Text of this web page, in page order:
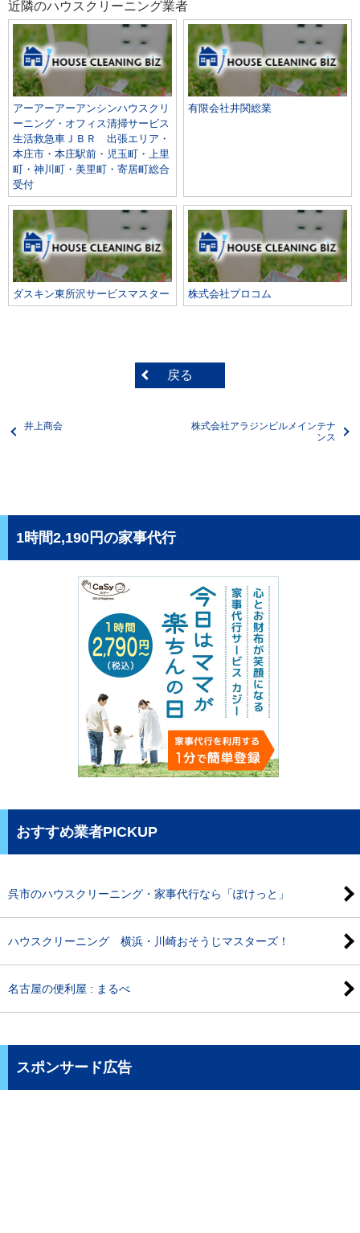
近隣のハウスクリーニング業者
アーアーアーアンシンハウスクリ
ーニング・オフィス清掃サービス
生活救急車ＪＢＲ 出張エリア・
本庄市・本庄駅前・児玉町・上里
町・神川町・美里町・寄居町総合
受付
有限会社井関総業
ダスキン東所沢サービスマスター 株式会社プロコム
戻る
井上商会
株式会社アラジンビルメインテナ
ンス
1時間2,190円の家事代行
おすすめ業者PICKUP
呉市のハウスクリーニング・家事代行なら「ぽけっと」
ハウスクリーニング 横浜・川崎おそうじマスターズ！
名古屋の便利屋 : まるべ
スポンサード広告